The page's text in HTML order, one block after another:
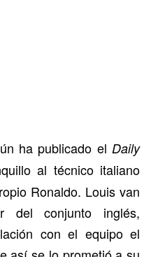
ha publicado el Daily
al técnico italiano
Ronaldo. Louis van
del conjunto inglés,
con el equipo el